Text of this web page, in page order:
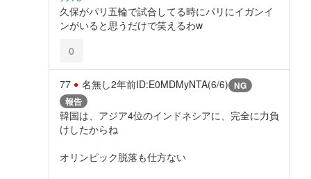
久保がパリ五輪で試合してる時にパリにイガンイ
ンがいると思うだけで笑えるわw
0
77 名無し2年前ID:E0MDMyNTA(6/6) NG
報告
韓国は、アジア4位のインドネシアに、完全に力負
けしたからね
オリンピック脱落も仕方ない